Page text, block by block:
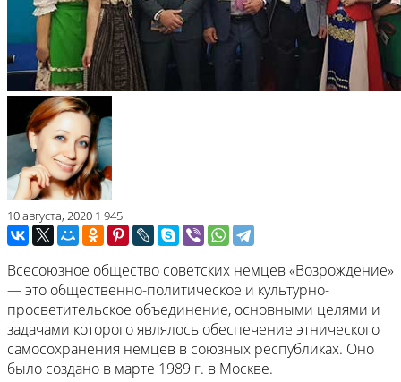
10 августа, 2020 1 945
Всесоюзное общество советских немцев «Возрождение»
— это общественно-политическое и культурно-
просветительское объединение, основными целями и
задачами которого являлось обеспечение этнического
самосохранения немцев в союзных республиках. Оно
было создано в марте 1989 г. в Москве.